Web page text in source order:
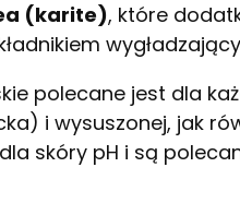
(karite), które
polecane jest dla
i wysuszonej, jak
skóry pH i są